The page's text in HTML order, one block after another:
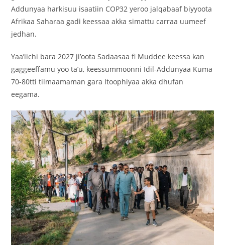
Addunyaa harkisuu isaatiin COP32 yeroo jalqabaaf biyyoota
Afrikaa Saharaa gadi keessaa akka simattu carraa uumeef
jedhan.
‎Yaa’iichi bara 2027 ji’oota Sadaasaa fi Muddee keessa kan
gaggeeffamu yoo ta’u, keessummoonni Idil-Addunyaa Kuma
70-80tti tilmaamaman gara Itoophiyaa akka dhufan
eegama.